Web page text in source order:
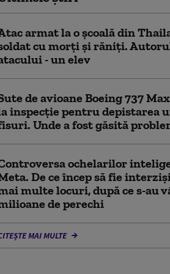
armat la o şcoală din
cu morţi şi răniţi.
- un elev
de avioane Boeing 737
inspecție pentru depistarea
Unde a fost găsită
ochelarilor
De ce încep să fie
multe locuri, după ce s-au
de perechi
MAI MULTE